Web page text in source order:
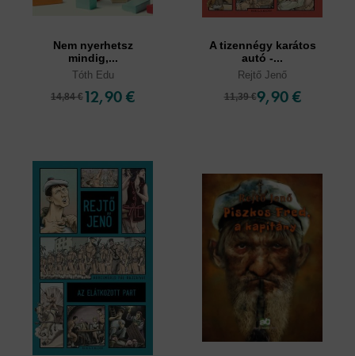
Nem nyerhetsz
mindig,...
Tóth Edu
14,84 €12,90 €
A tizennégy karátos
autó -...
Rejtő Jenő
11,39 €9,90 €